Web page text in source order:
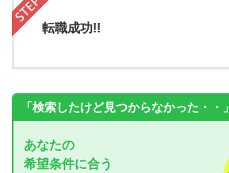
転職成功!!
「検索したけど見つからなかった・・」
あなたの
希望条件に合う